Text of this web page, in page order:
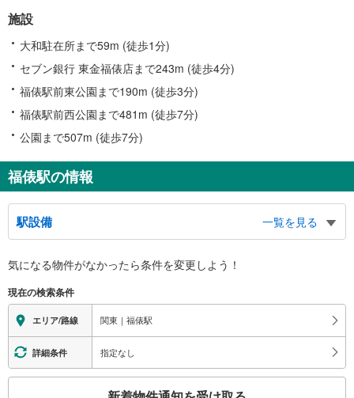
施設
大和駐在所まで59m (徒歩1分)
セブン銀行 東金福俵店まで243m (徒歩4分)
福俵駅前東公園まで190m (徒歩3分)
福俵駅前西公園まで481m (徒歩7分)
公園まで507m (徒歩7分)
福俵駅の情報
駅設備
一覧を見る
※段差なしでの移動経路
地上⇔ホーム：○
気になる物件がなかったら条件を変更しよう！
現在の検索条件
エリア/路線 関東｜福俵駅
詳細条件 指定なし